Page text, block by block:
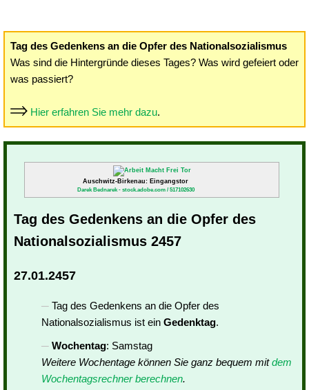
Tag des Gedenkens an die Opfer des Nationalsozialismus
Was sind die Hintergründe dieses Tages? Was wird gefeiert oder
was passiert?
Hier erfahren Sie mehr dazu.
Auschwitz-Birkenau: Eingangstor
Darek Bednarek - stock.adobe.com / 517102630
Tag des Gedenkens an die Opfer des
Nationalsozialismus 2457
27.01.2457
Tag des Gedenkens an die Opfer des
Nationalsozialismus ist ein Gedenktag.
Wochentag: Samstag
Weitere Wochentage können Sie ganz bequem mitdem
Wochentagsrechner berechnen.